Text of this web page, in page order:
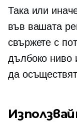
Така или
във вашата
свържете с
дълбоко ниво
да